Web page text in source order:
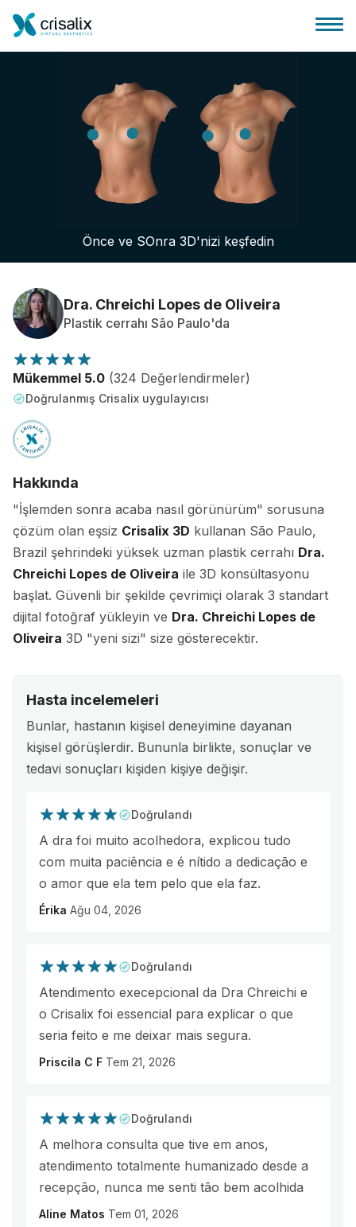
Cerrah ana sayfası
3D İş Platformu
Hasta incelemeleri
Önce ve SOnra 3D'nizi keşfedin
Dra. Chreichi Lopes de Oliveira
Plastik cerrahı São Paulo'da
Mükemmel 5.0 (324 Değerlendirmeler)
Doğrulanmış Crisalix uygulayıcısı
Hakkında
"İşlemden sonra acaba nasıl görünürüm" sorusuna
çözüm olan eşsiz Crisalix 3D kullanan São Paulo,
Brazil şehrindeki yüksek uzman plastik cerrahı Dra.
Chreichi Lopes de Oliveira ile 3D konsültasyonu
başlat. Güvenli bir şekilde çevrimiçi olarak 3 standart
dijital fotoğraf yükleyin ve Dra. Chreichi Lopes de
Oliveira 3D "yeni sizi" size gösterecektir.
Hasta incelemeleri
Bunlar, hastanın kişisel deneyimine dayanan
kişisel görüşlerdir. Bununla birlikte, sonuçlar ve
tedavi sonuçları kişiden kişiye değişir.
Doğrulandı
A dra foi muito acolhedora, explicou tudo
com muita paciência e é nítido a dedicação e
o amor que ela tem pelo que ela faz.
Érika Ağu 04, 2026
Doğrulandı
Atendimento execepcional da Dra Chreichi e
o Crisalix foi essencial para explicar o que
seria feito e me deixar mais segura.
Priscila C F Tem 21, 2026
Doğrulandı
A melhora consulta que tive em anos,
atendimento totalmente humanizado desde a
recepção, nunca me senti tão bem acolhida
Aline Matos Tem 01, 2026